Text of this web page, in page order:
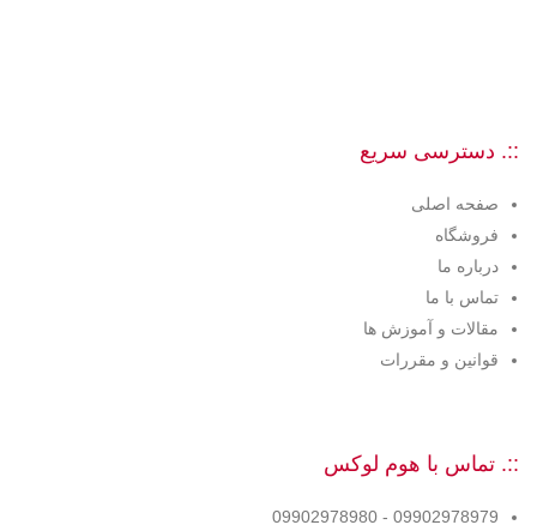
::. دسترسی سریع
صفحه اصلی
فروشگاه
درباره ما
تماس با ما
مقالات و آموزش ها
قوانین و مقررات
::. تماس با هوم لوکس
09902978979 - 09902978980